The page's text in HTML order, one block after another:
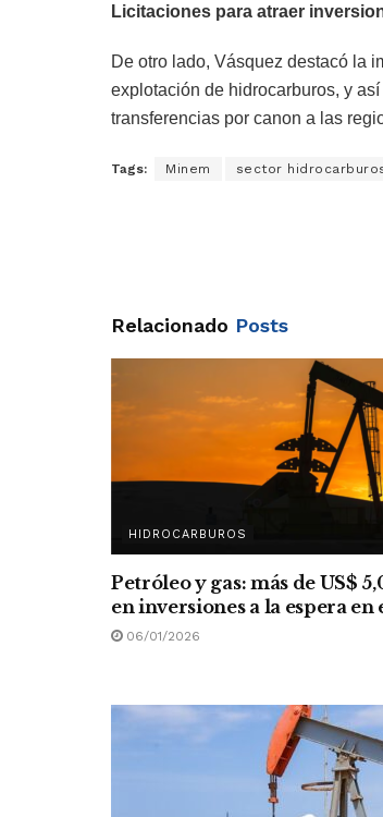
Licitaciones para atraer
De otro lado, Vásquez destacó la
explotación de hidrocarburos, y
transferencias por canon a las
Tags: Minem sector
Relacionado Posts
HIDROCARBUROS
Petróleo y gas: más de US$
en inversiones a la espera en
06/01/2026